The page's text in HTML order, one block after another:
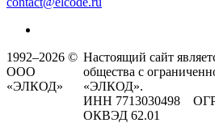
1992–2026 ©
ООО
«ЭЛКОД»
Настоящий сайт
общества с
«ЭЛКОД».
ИНН 7713030498
ОКВЭД 62.01